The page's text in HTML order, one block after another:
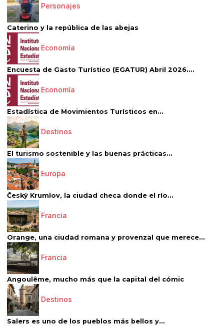
Personajes
Caterino y la república de las abejas
Economía
Encuesta de Gasto Turístico (EGATUR) Abril 2026....
Economía
Estadística de Movimientos Turísticos en...
Destinos
El turismo sostenible y las buenas prácticas...
Europa
Český Krumlov, la ciudad checa donde el río...
Francia
Orange, una ciudad romana y provenzal que merece...
Francia
Angoulême, mucho más que la capital del cómic
Destinos
Salers es uno de los pueblos más bellos y...